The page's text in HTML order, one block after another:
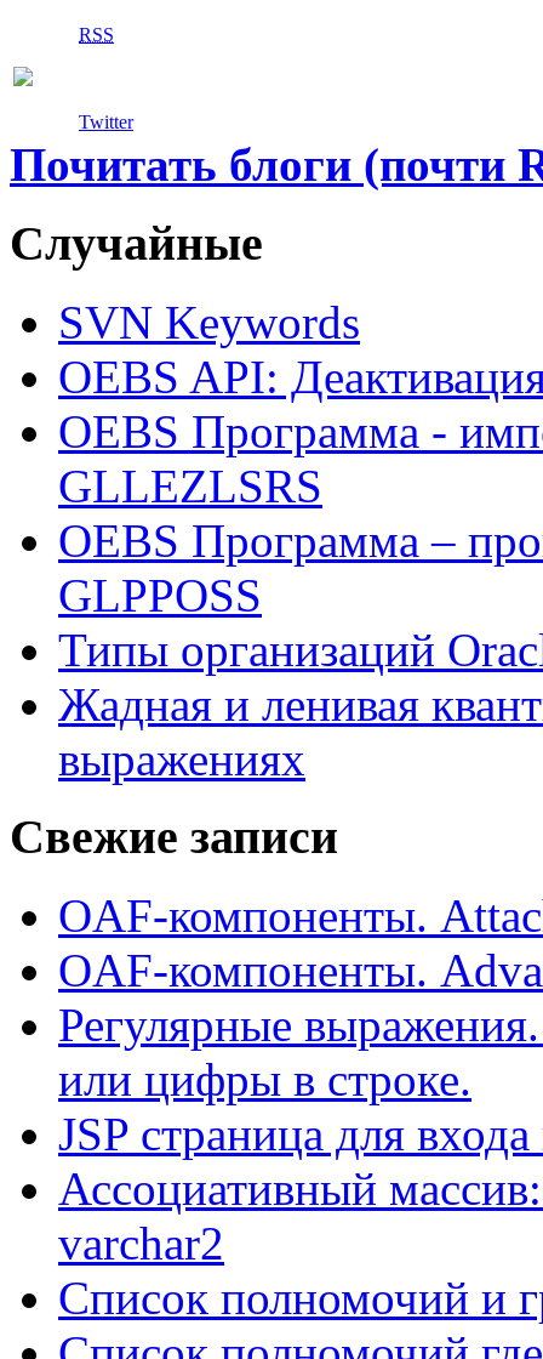
RSS
Twitter
Почитать блоги (почти
Случайные
SVN Keywords
OEBS API: Деактивация
OEBS Программа -
GLLEZLSRS
OEBS Программа –
GLPPOSS
Типы организаций
Жадная и ленивая
выражениях
Свежие записи
OAF-компоненты.
OAF-компоненты.
Регулярные
или цифры в строке.
JSP страница для
Ассоциативный
varchar2
Список полномочий и